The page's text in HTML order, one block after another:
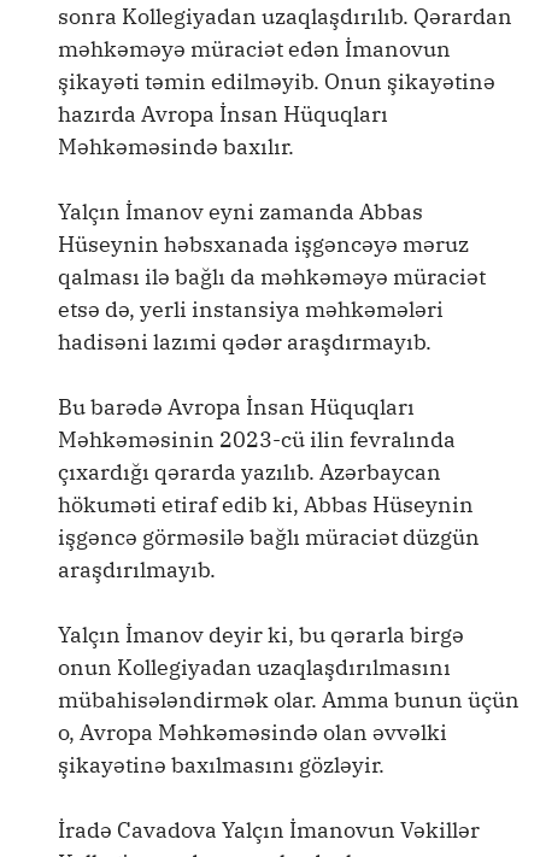
sonra Kollegiyadan uzaqlaşdırılıb. Qərardan
məhkəməyə müraciət edən İmanovun
şikayəti təmin edilməyib. Onun şikayətinə
hazırda Avropa İnsan Hüquqları
Məhkəməsində baxılır.
Yalçın İmanov eyni zamanda Abbas
Hüseynin həbsxanada işgəncəyə məruz
qalması ilə bağlı da məhkəməyə müraciət
etsə də, yerli instansiya məhkəmələri
hadisəni lazımi qədər araşdırmayıb.
Bu barədə Avropa İnsan Hüquqları
Məhkəməsinin 2023-cü ilin fevralında
çıxardığı qərarda yazılıb. Azərbaycan
hökuməti etiraf edib ki, Abbas Hüseynin
işgəncə görməsilə bağlı müraciət düzgün
araşdırılmayıb.
Yalçın İmanov deyir ki, bu qərarla birgə
onun Kollegiyadan uzaqlaşdırılmasını
mübahisələndirmək olar. Amma bunun üçün
o, Avropa Məhkəməsində olan əvvəlki
şikayətinə baxılmasını gözləyir.
İradə Cavadova Yalçın İmanovun Vəkillər